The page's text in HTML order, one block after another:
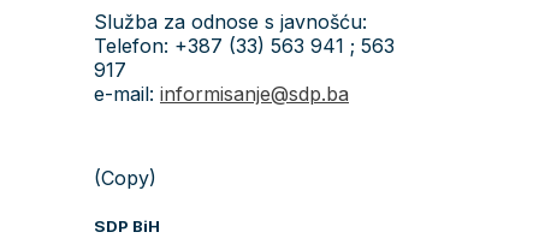
Služba za odnose s javnošću:
Telefon: +387 (33) 563 941 ; 563
917
e-mail: informisanje@sdp.ba
(Copy)
SDP BiH